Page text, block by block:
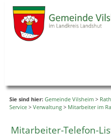
Sie sind hier: Gemeinde Vilsheim >
Service > Verwaltung > Mitarbeiter im
Mitarbeiter-Telefon-